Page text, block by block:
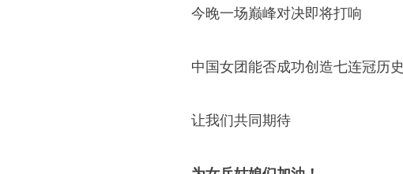
今晚一场巅峰对决即将打响
中国女团能否成功创造七连冠历史
让我们共同期待